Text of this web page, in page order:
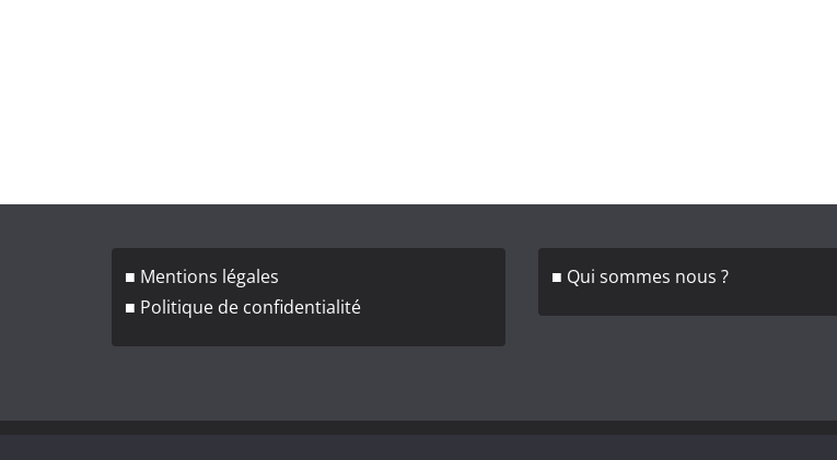
■ Mentions légales
■ Politique de confidentialité
■ Qui sommes nous ?